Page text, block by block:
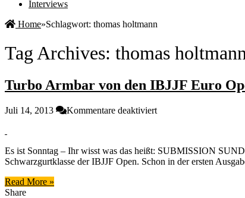
Interviews
Home»Schlagwort: thomas holtmann
Tag Archives: thomas
Turbo Armbar von den IBJJF Euro
Juli 14, 2013 Kommentare deaktiviertfür
den
IBJJF
Es ist Sonntag – Ihr wisst was das heißt: SUBMISSION
Schwarzgurtklasse der IBJJF Open. Schon in der ersten
Read More »
Share